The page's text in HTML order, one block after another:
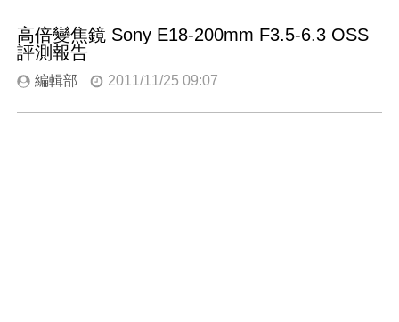
高倍變焦鏡 Sony E18-200mm F3.5-6.3 OSS
評測報告
編輯部 2011/11/25 09:07